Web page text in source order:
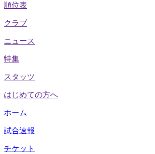
順位表
クラブ
ニュース
特集
スタッツ
はじめての方へ
ホーム
試合速報
チケット